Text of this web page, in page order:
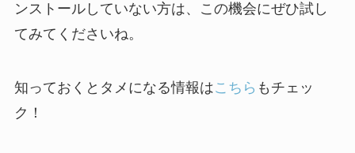
ンストールしていない方は、この機会にぜひ試し
てみてくださいね。
知っておくとタメになる情報はこちら もチェッ
ク！